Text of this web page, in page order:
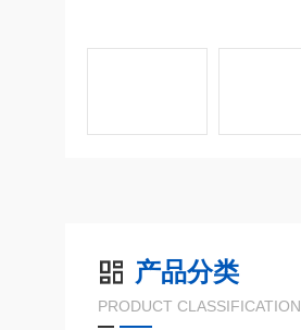
产品分类
PRODUCT CLASSIFICATION